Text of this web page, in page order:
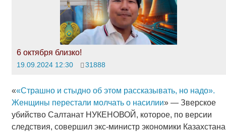
6 октября близко!
19.09.2024 12:30 31888
««Страшно и стыдно об этом рассказывать, но надо».
Женщины перестали молчать о насилии» — Зверское
убийство Салтанат НУКЕНОВОЙ, которое, по версии
следствия, совершил экс-министр экономики Казахстана